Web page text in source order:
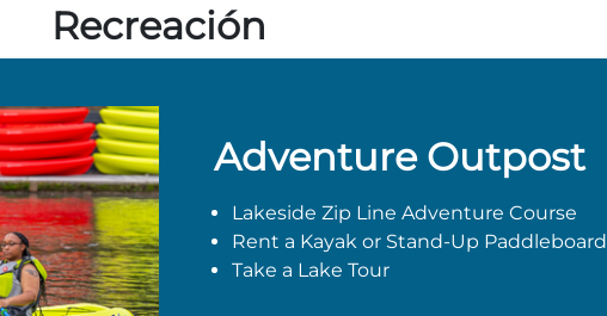
Recreación
Adventure Outpost
Lakeside Zip Line Adventure Course
Rent a Kayak or Stand-Up Paddleboard
Take a Lake Tour